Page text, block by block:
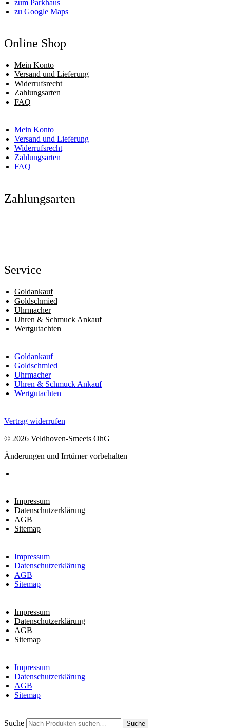
zum Parkhaus
zu Google Maps
Online Shop
Mein Konto
Versand und Lieferung
Widerrufsrecht
Zahlungsarten
FAQ
Mein Konto
Versand und Lieferung
Widerrufsrecht
Zahlungsarten
FAQ
Zahlungsarten
Service
Goldankauf
Goldschmied
Uhrmacher
Uhren & Schmuck Ankauf
Wertgutachten
Goldankauf
Goldschmied
Uhrmacher
Uhren & Schmuck Ankauf
Wertgutachten
Vertrag widerrufen
© 2026 Veldhoven-Smeets OhG
Änderungen und Irrtümer vorbehalten
Impressum
Datenschutzerklärung
AGB
Sitemap
Impressum
Datenschutzerklärung
AGB
Sitemap
Impressum
Datenschutzerklärung
AGB
Sitemap
Impressum
Datenschutzerklärung
AGB
Sitemap
Suche Suche